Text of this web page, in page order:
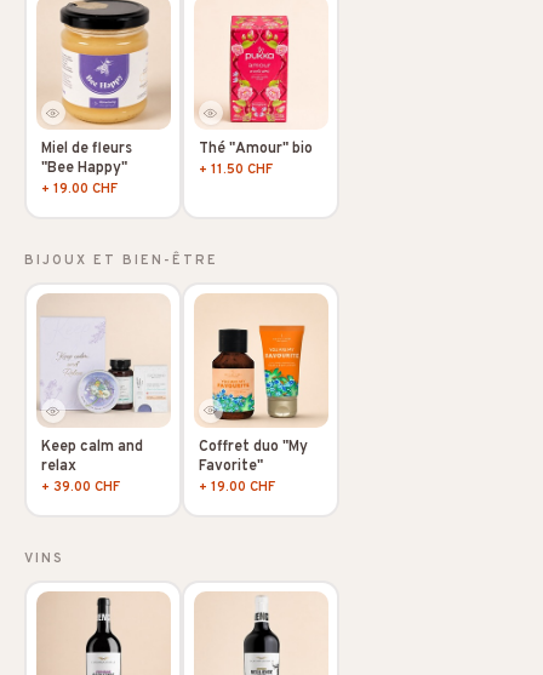
Miel de fleurs
"Bee Happy"
+ 19.00 CHF
Thé "Amour" bio
+ 11.50 CHF
BIJOUX ET BIEN-ÊTRE
Keep calm and
relax
+ 39.00 CHF
Coffret duo "My
Favorite"
+ 19.00 CHF
VINS